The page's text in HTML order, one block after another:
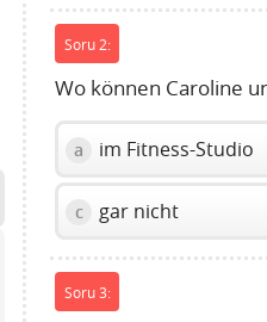
Soru 2:
Wo können Caroline
a im Fitness-Studio
c gar nicht
Soru 3: